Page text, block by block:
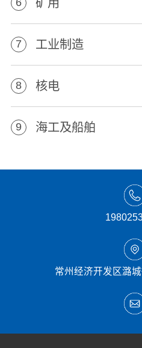
6 矿用
7 工业制造
8 核电
9 海工及船舶
常州经济开发区潞